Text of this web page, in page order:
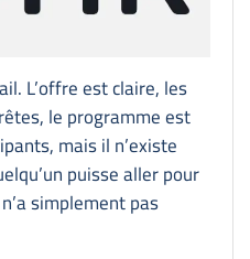
L’offre est claire, les
le programme est
mais il n’existe
puisse aller pour
simplement pas